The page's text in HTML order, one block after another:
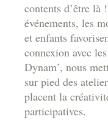
contents d’être là
événements, les
et enfants
connexion avec
Dynam’, nous
sur pied des
placent la
participatives.